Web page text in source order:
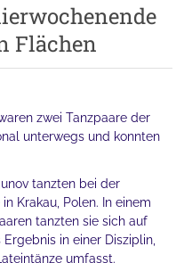
Flächen
zwei Tanzpaare der
unterwegs und konnten
tanzten bei der
Krakau, Polen. In einem
tanzten sie sich auf
in einer Disziplin,
umfasst.